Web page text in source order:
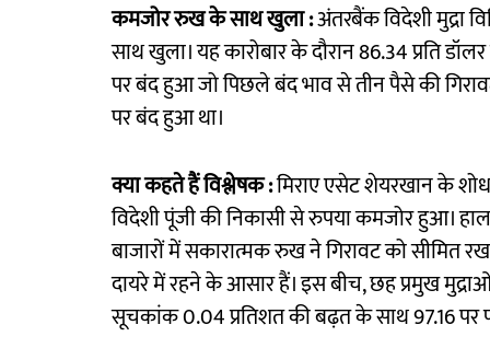
कमजोर रुख के साथ खुला :अंतरबैंक विदेशी मुद्रा
साथ खुला। यह कारोबार के दौरान 86.34 प्रति
पर बंद हुआ जो पिछले बंद भाव से तीन पैसे की
पर बंद हुआ था।
क्या कहते हैं विश्लेषक :मिराए एसेट शेयरखान के
विदेशी पूंजी की निकासी से रुपया कमजोर हुआ।
बाजारों में सकारात्मक रुख ने गिरावट को
दायरे में रहने के आसार हैं। इस बीच, छह प्रमुख
सूचकांक 0.04 प्रतिशत की बढ़त के साथ 97.16 पर